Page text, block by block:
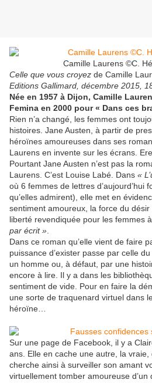
Camille Laurens ©C.
Celle que vous croyez de Camille
Editions Gallimard, décembre 2015,
Née en 1957 à Dijon, Camille
Femina en 2000 pour « Dans ces
Rien n’a changé, les femmes ont
histoires. Jane Austen, à partir de
héroïnes amoureuses dans ses
Laurens en invente sur les écrans.
Pourtant Jane Austen n’est pas la
Laurens. C’est Louise Labé. Dans «
où 6 femmes de lettres d’aujourd’hui
qu’elles admirent), elle met en
sentiment amoureux, la force du désir
liberté revendiquée pour les femmes à
par écrit »
Dans ce roman qu’elle vient de faire
puissance d’exister passe par celle
un homme ou, à défaut, par une
encore à lire. Il y a dans les
sentiment de vide. Pour en faire la
une sorte de traquenard virtuel dans
héroïne…
Sur une page de Facebook, il y a
ans. Elle en cache une autre, la
cherche ainsi à surveiller son amant
virtuellement tomber amoureuse d’un